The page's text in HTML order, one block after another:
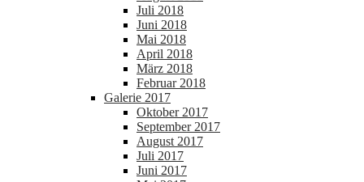
Juli 2018
Juni 2018
Mai 2018
April 2018
März 2018
Februar 2018
Galerie 2017
Oktober 2017
September 2017
August 2017
Juli 2017
Juni 2017